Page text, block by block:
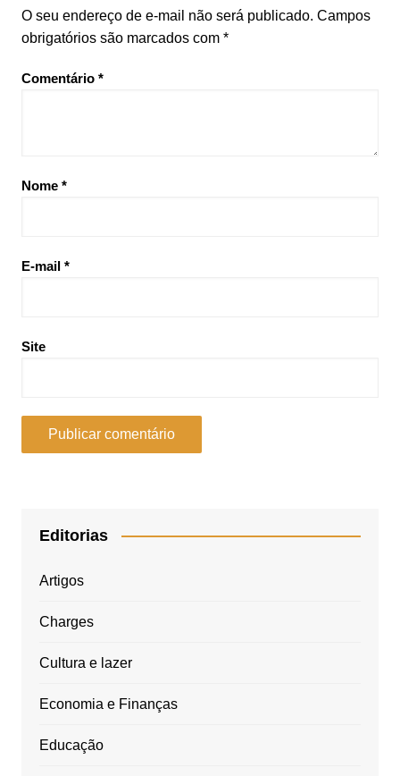
O seu endereço de e-mail não será publicado. Campos
obrigatórios são marcados com *
Comentário *
Nome *
E-mail *
Site
Editorias
Artigos
Charges
Cultura e lazer
Economia e Finanças
Educação